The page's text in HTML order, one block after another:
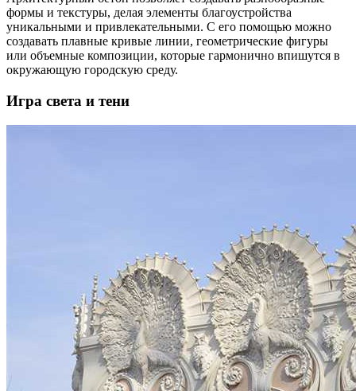
формы и текстуры, делая элементы благоустройства
уникальными и привлекательными. С его помощью можно
создавать плавные кривые линии, геометрические фигуры
или объемные композиции, которые гармонично впишутся в
окружающую городскую среду.
Игра света и тени